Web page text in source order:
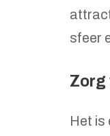
sfeer
Zorg
Het is